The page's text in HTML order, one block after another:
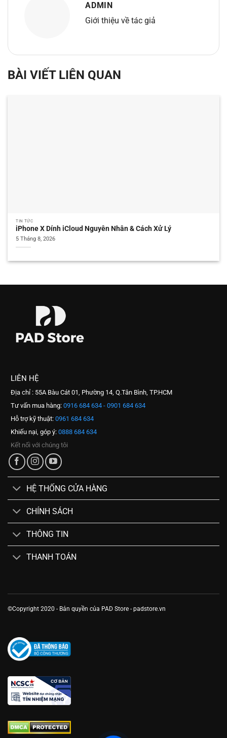
ADMIN
Giới thiệu về tác giả
BÀI VIẾT LIÊN QUAN
TIN TỨC
iPhone X Dính iCloud Nguyên Nhân & Cách Xử Lý
5 Tháng 8, 2026
LIÊN HỆ
Địa chỉ : 55A Bàu Cát 01, Phường 14, Q.Tân Bình, TP.HCM
Tư vấn mua hàng: 0916 684 634 - 0901 684 634
Hỗ trợ kỹ thuật: 0961 684 634
Khiếu nại, góp ý: 0888 684 634
Kết nối với chúng tôi
HỆ THỐNG CỬA HÀNG
CHÍNH SÁCH
THÔNG TIN
THANH TOÁN
©Copyright 2020 - Bản quyền của PAD Store - padstore.vn